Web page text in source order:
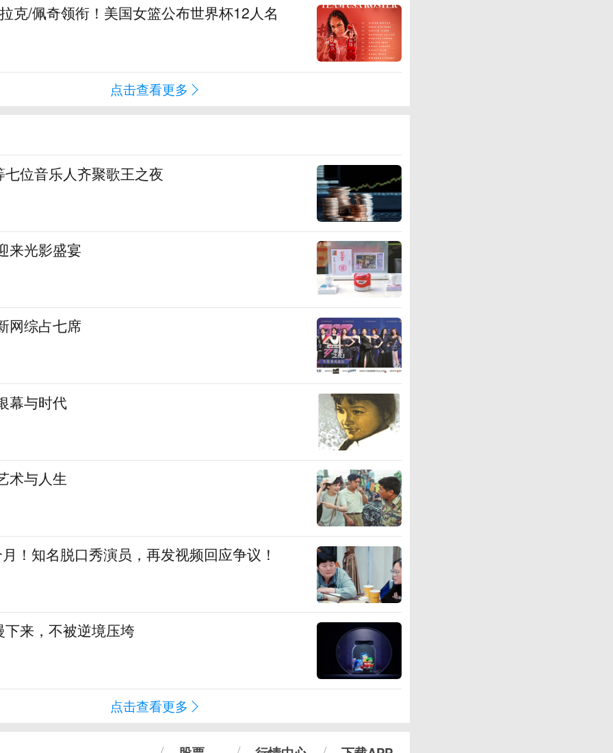
克/佩奇领衔！美国女篮公布世界杯12人名
点击查看更多
位音乐人齐聚歌王之夜
来光影盛宴
网综占七席
幕与时代
术与人生
！知名脱口秀演员，再发视频回应争议！
来，不被逆境压垮
点击查看更多